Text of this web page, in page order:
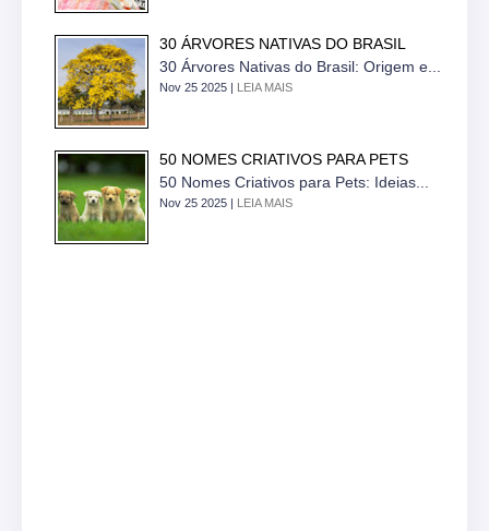
30 ÁRVORES NATIVAS DO BRASIL
30 Árvores Nativas do Brasil: Origem e...
Nov 25 2025 | LEIA MAIS
50 NOMES CRIATIVOS PARA PETS
50 Nomes Criativos para Pets: Ideias...
Nov 25 2025 | LEIA MAIS